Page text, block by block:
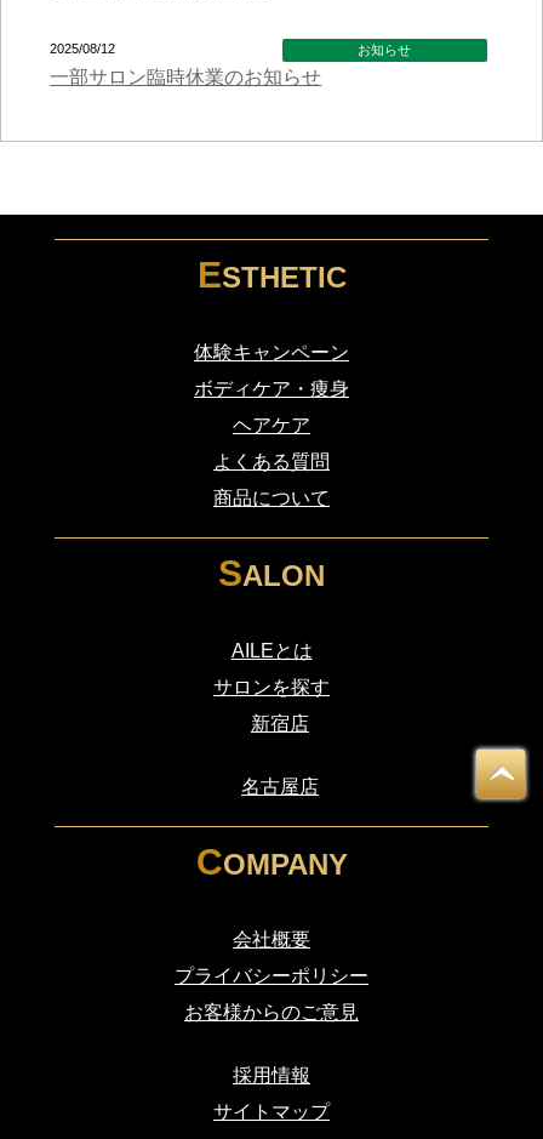
2025/08/12 お知らせ
一部サロン臨時休業のお知らせ
ESTHETIC
体験キャンペーン
ボディケア・痩身
ヘアケア
よくある質問
商品について
SALON
AILEとは
サロンを探す
新宿店
名古屋店
COMPANY
会社概要
プライバシーポリシー
お客様からのご意見
採用情報
サイトマップ